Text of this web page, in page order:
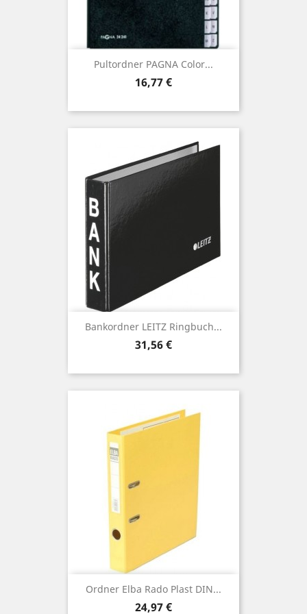
Pultordner PAGNA Color...
Preis
16,77 €
Bankordner LEITZ Ringbuch...
Preis
31,56 €
Ordner Elba Rado Plast DIN...
Preis
24,97 €